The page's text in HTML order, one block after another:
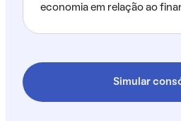
economia em relação ao
Simular